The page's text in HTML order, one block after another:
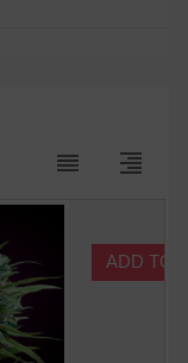
reorder format_align_right
ADD TO